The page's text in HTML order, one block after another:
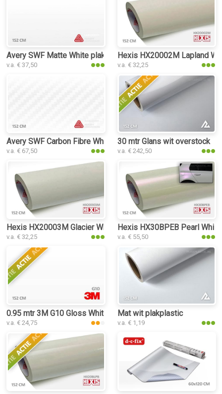
Avery SWF Matte White plakplastic
v.a. € 37,50
Hexis HX20002M Lapland
v.a. € 32,25
Avery SWF Carbon Fibre White plakplastic
v.a. € 67,50
30 mtr Glans wit overstock
v.a. € 242,50
Hexis HX20003M Glacier White Matt plakplastic
v.a. € 32,25
Hexis HX30BPEB Pearl
v.a. € 55,50
0.95 mtr 3M G10 Gloss White
v.a. € 24,75
Mat wit plakplastic
v.a. € 1,19